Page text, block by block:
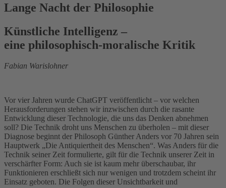
Lange Nacht der Philosophie
Künstliche Intelligenz –
eine philosophisch-moralische Kritik
Fabian Warislohner
Vor vier Jahren wurde ChatGPT veröffentlicht – vor welchen
Herausforderungen stehen wir inzwischen durch die rasante
Entwicklung dieser Technologie, die uns das Denken abnehmen
soll? Die Technik droht uns Menschen zu überholen – mit dieser
Diagnose beginnt der Philosoph Günther Anders vor 70 Jahren sein
Hauptwerk „Die Antiquiertheit des Menschen“. Was Anders für die
Technik seiner Zeit formulierte, gilt für die Technik unserer Zeit in
verschärfter Form: Auch sie ist kaum mehr überschaubar, ihr
Funktionieren erschließt sich nur wenigen und trotzdem scheint ihr
Einsatz geboten. Die Folgen dieser Unsichtbarkeit und